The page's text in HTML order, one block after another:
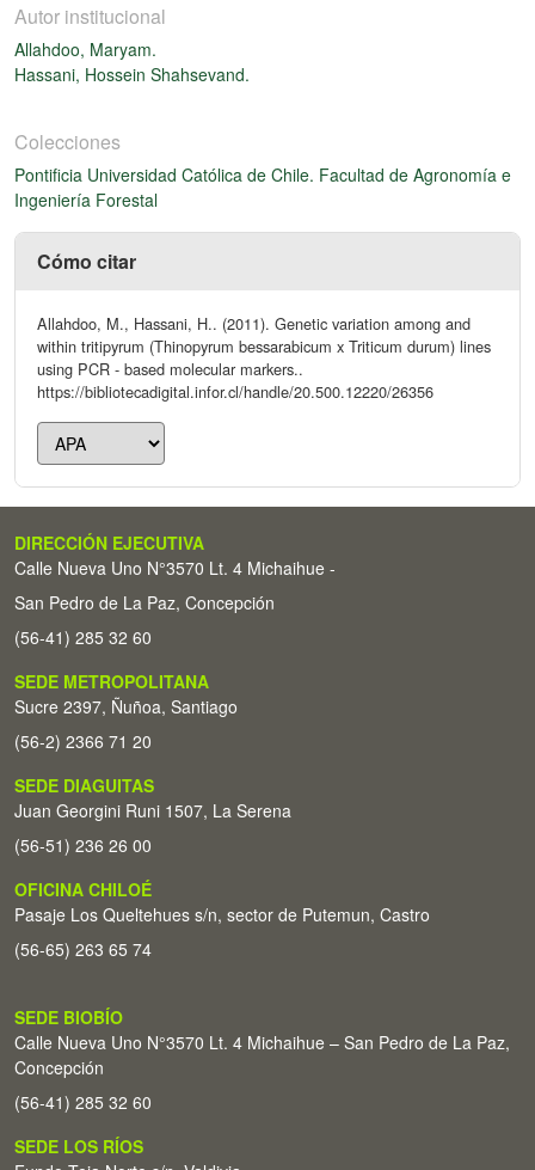
Autor institucional
Allahdoo, Maryam.
Hassani, Hossein Shahsevand.
Colecciones
Pontificia Universidad Católica de Chile. Facultad de Agronomía e
Ingeniería Forestal
Cómo citar
Allahdoo, M., Hassani, H.. (2011). Genetic variation among and
within tritipyrum (Thinopyrum bessarabicum x Triticum durum) lines
using PCR - based molecular markers..
https://bibliotecadigital.infor.cl/handle/20.500.12220/26356
DIRECCIÓN EJECUTIVA
Calle Nueva Uno N°3570 Lt. 4 Michaihue -
San Pedro de La Paz, Concepción
(56-41) 285 32 60
SEDE METROPOLITANA
Sucre 2397, Ñuñoa, Santiago
(56-2) 2366 71 20
SEDE DIAGUITAS
Juan Georgini Runi 1507, La Serena
(56-51) 236 26 00
OFICINA CHILOÉ
Pasaje Los Queltehues s/n, sector de Putemun, Castro
(56-65) 263 65 74
SEDE BIOBÍO
Calle Nueva Uno N°3570 Lt. 4 Michaihue – San Pedro de La Paz,
Concepción
(56-41) 285 32 60
SEDE LOS RÍOS